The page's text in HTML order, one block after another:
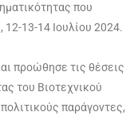
που
13-14 Ιουλίου 2024.
προώθησε τις θέσεις
του Βιοτεχνικού
παράγοντες,